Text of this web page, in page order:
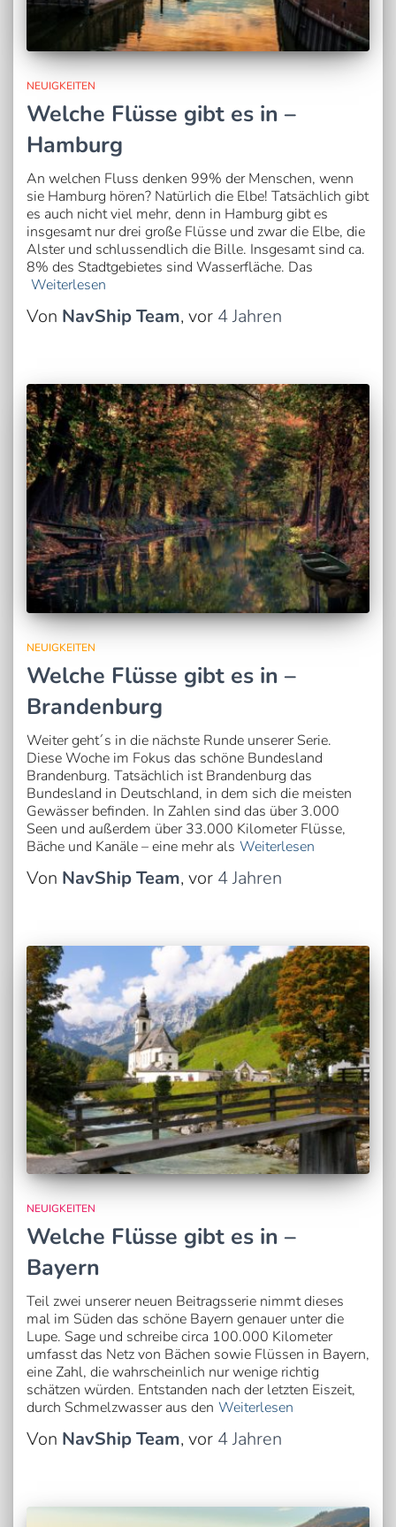
NEUIGKEITEN
Welche Flüsse gibt es in –
Hamburg
An welchen Fluss denken 99% der Menschen, wenn
sie Hamburg hören? Natürlich die Elbe! Tatsächlich gibt
es auch nicht viel mehr, denn in Hamburg gibt es
insgesamt nur drei große Flüsse und zwar die Elbe, die
Alster und schlussendlich die Bille. Insgesamt sind ca.
8% des Stadtgebietes sind Wasserfläche. Das
Weiterlesen
Von NavShip Team, vor 4 Jahren
NEUIGKEITEN
Welche Flüsse gibt es in –
Brandenburg
Weiter geht´s in die nächste Runde unserer Serie.
Diese Woche im Fokus das schöne Bundesland
Brandenburg. Tatsächlich ist Brandenburg das
Bundesland in Deutschland, in dem sich die meisten
Gewässer befinden. In Zahlen sind das über 3.000
Seen und außerdem über 33.000 Kilometer Flüsse,
Bäche und Kanäle – eine mehr als Weiterlesen
Von NavShip Team, vor 4 Jahren
NEUIGKEITEN
Welche Flüsse gibt es in –
Bayern
Teil zwei unserer neuen Beitragsserie nimmt dieses
mal im Süden das schöne Bayern genauer unter die
Lupe. Sage und schreibe circa 100.000 Kilometer
umfasst das Netz von Bächen sowie Flüssen in Bayern,
eine Zahl, die wahrscheinlich nur wenige richtig
schätzen würden. Entstanden nach der letzten Eiszeit,
durch Schmelzwasser aus den Weiterlesen
Von NavShip Team, vor 4 Jahren